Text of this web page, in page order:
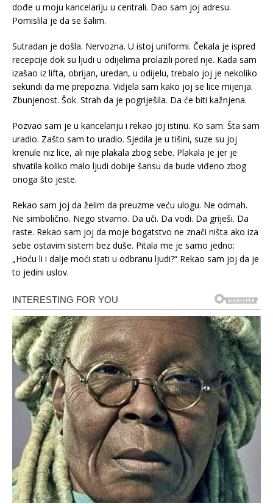
dođe u moju kancelariju u centrali. Dao sam joj adresu.
Pomislila je da se šalim.
Sutradan je došla. Nervozna. U istoj uniformi. Čekala je ispred
recepcije dok su ljudi u odijelima prolazili pored nje. Kada sam
izašao iz lifta, obrijan, uredan, u odijelu, trebalo joj je nekoliko
sekundi da me prepozna. Vidjela sam kako joj se lice mijenja.
Zbunjenost. Šok. Strah da je pogriješila. Da će biti kažnjena.
Pozvao sam je u kancelariju i rekao joj istinu. Ko sam. Šta sam
uradio. Zašto sam to uradio. Sjedila je u tišini, suze su joj
krenule niz lice, ali nije plakala zbog sebe. Plakala je jer je
shvatila koliko malo ljudi dobije šansu da bude viđeno zbog
onoga što jeste.
Rekao sam joj da želim da preuzme veću ulogu. Ne odmah.
Ne simbolično. Nego stvarno. Da uči. Da vodi. Da griješi. Da
raste. Rekao sam joj da moje bogatstvo ne znači ništa ako iza
sebe ostavim sistem bez duše. Pitala me je samo jedno:
„Hoću li i dalje moći stati u odbranu ljudi?“ Rekao sam joj da je
to jedini uslov.